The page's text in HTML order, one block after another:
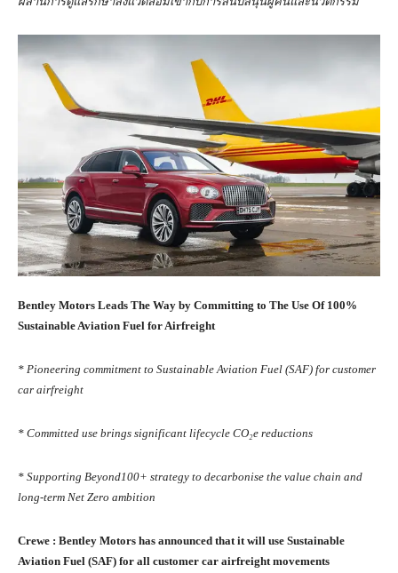
Bentley Motors Leads The Way by Committing to The Use Of 100%
Sustainable Aviation Fuel for Airfreight
* Pioneering commitment to Sustainable Aviation Fuel (SAF) for customer
car airfreight
* Committed use brings significant lifecycle CO₂e reductions
* Supporting Beyond100+ strategy to decarbonise the value chain and
long-term Net Zero ambition
Crewe : Bentley Motors has announced that it will use Sustainable
Aviation Fuel (SAF) for all customer car airfreight movements